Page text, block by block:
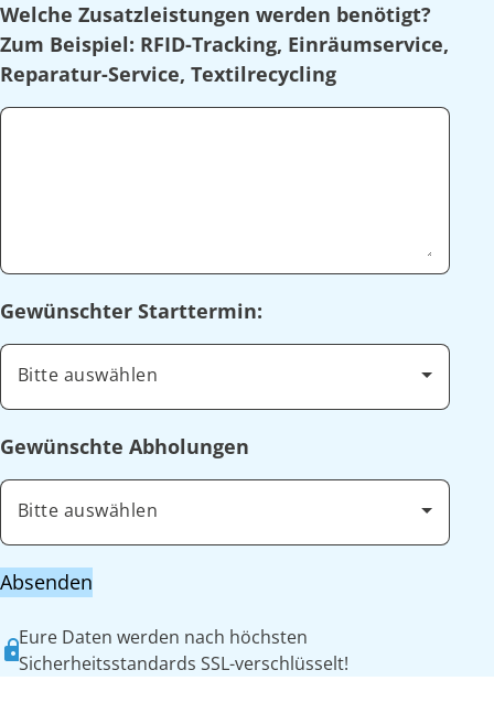
Welche Zusatzleistungen werden benötigt?
Zum Beispiel: RFID-Tracking, Einräumservice,
Reparatur-Service, Textilrecycling
Gewünschter Starttermin:
Bitte auswählen
Gewünschte Abholungen
Bitte auswählen
Absenden
Eure Daten werden nach höchsten
Sicherheitsstandards SSL-verschlüsselt!